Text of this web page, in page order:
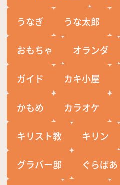
うなぎ うな太郎
おもちゃ オランダ
ガイド カキ小屋
かもめ カラオケ
キリスト教 キリン
グラバー邸 ぐらばあ